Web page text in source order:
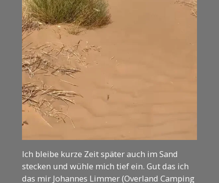
Ich bleibe kurze Zeit später auch im Sand
stecken und wühle mich tief ein. Gut das ich
das mir Johannes Limmer (Overland Camping